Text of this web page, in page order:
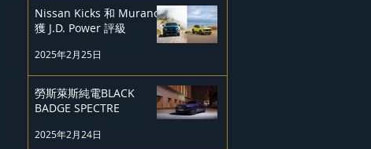
Nissan Kicks 和 Murano
獲 J.D. Power 評級
2025年2月25日
勞斯萊斯純電BLACK
BADGE SPECTRE
2025年2月24日